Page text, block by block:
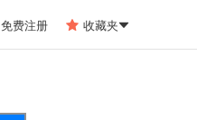
 收藏夹
免费注册